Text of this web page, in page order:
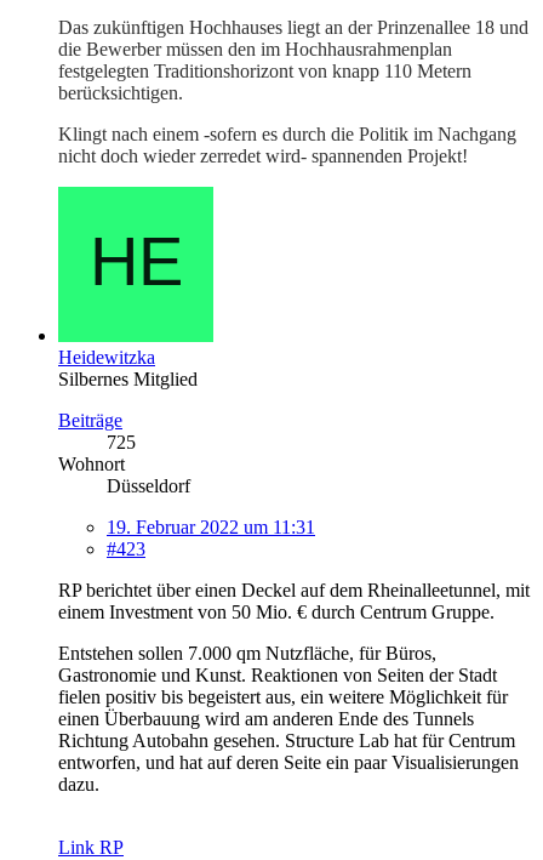
Das zukünftigen Hochhauses liegt an der Prinzenallee 18 und
die Bewerber müssen den im Hochhausrahmenplan
festgelegten Traditionshorizont von knapp 110 Metern
berücksichtigen.
Klingt nach einem -sofern es durch die Politik im Nachgang
nicht doch wieder zerredet wird- spannenden Projekt!
Heidewitzka
Silbernes Mitglied
Beiträge
725
Wohnort
Düsseldorf
19. Februar 2022 um 11:31
#423
RP berichtet über einen Deckel auf dem Rheinalleetunnel, mit
einem Investment von 50 Mio. € durch Centrum Gruppe.
Entstehen sollen 7.000 qm Nutzfläche, für Büros,
Gastronomie und Kunst. Reaktionen von Seiten der Stadt
fielen positiv bis begeistert aus, ein weitere Möglichkeit für
einen Überbauung wird am anderen Ende des Tunnels
Richtung Autobahn gesehen. Structure Lab hat für Centrum
entworfen, und hat auf deren Seite ein paar Visualisierungen
dazu.
Link RP